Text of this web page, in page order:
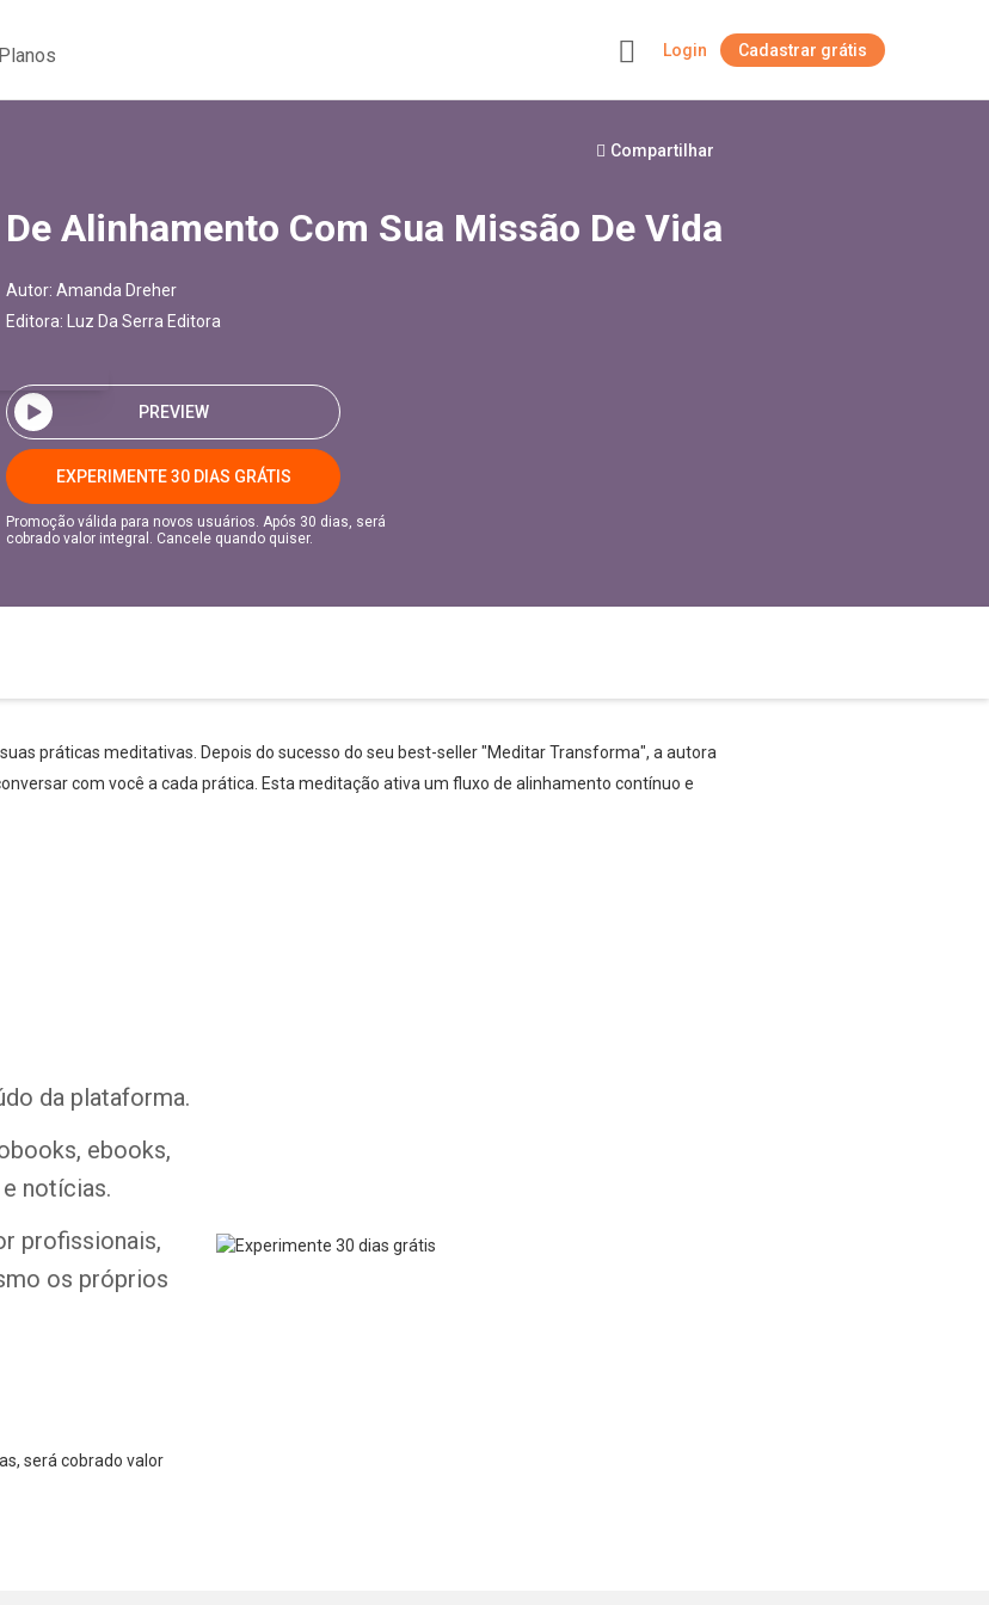
Planos Login Cadastrar grátis
Compartilhar
De Alinhamento Com Sua Missão De Vida
Autor: Amanda Dreher
Editora:
Luz Da Serra Editora
PREVIEW
EXPERIMENTE 30 DIAS GRÁTIS
Promoção válida para novos usuários. Após 30 dias, será
cobrado valor integral. Cancele quando quiser.
práticas meditativas. Depois do sucesso do seu best-seller "Meditar Transforma", a autora
com você a cada prática. Esta meditação ativa um fluxo de alinhamento contínuo e
da plataforma.
ebooks,
notícias.
profissionais,
os próprios
será cobrado valor
Facebook